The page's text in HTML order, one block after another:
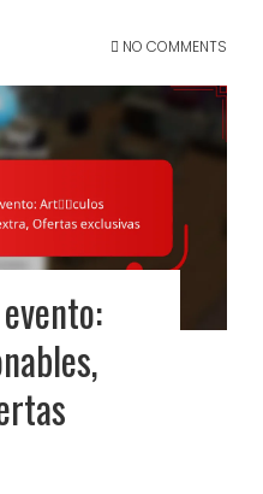
NO COMMENTS